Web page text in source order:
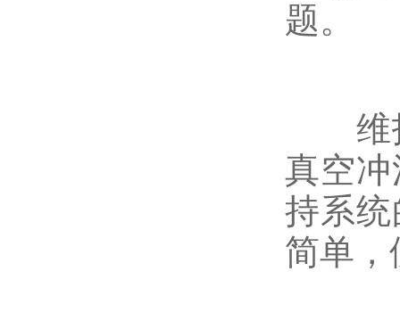
题。
维护
真空
持系
简单，